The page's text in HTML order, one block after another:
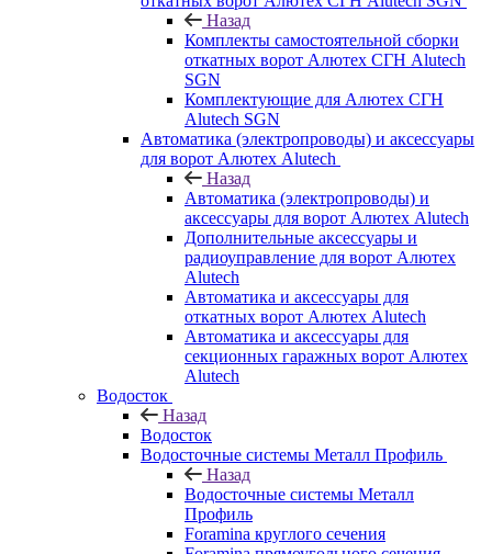
Назад
Комплекты самостоятельной сборки
откатных ворот Алютех СГН Alutech
SGN
Комплектующие для Алютех СГН
Alutech SGN
Автоматика (электропроводы) и аксессуары
для ворот Алютех Alutech
Назад
Автоматика (электропроводы) и
аксессуары для ворот Алютех Alutech
Дополнительные аксессуары и
радиоуправление для ворот Алютех
Alutech
Автоматика и аксессуары для
откатных ворот Алютех Alutech
Автоматика и аксессуары для
секционных гаражных ворот Алютех
Alutech
Водосток
Назад
Водосток
Водосточные системы Металл Профиль
Назад
Водосточные системы Металл
Профиль
Foramina круглого сечения